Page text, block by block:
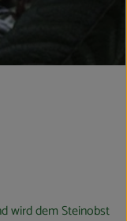
wird dem Steinobst